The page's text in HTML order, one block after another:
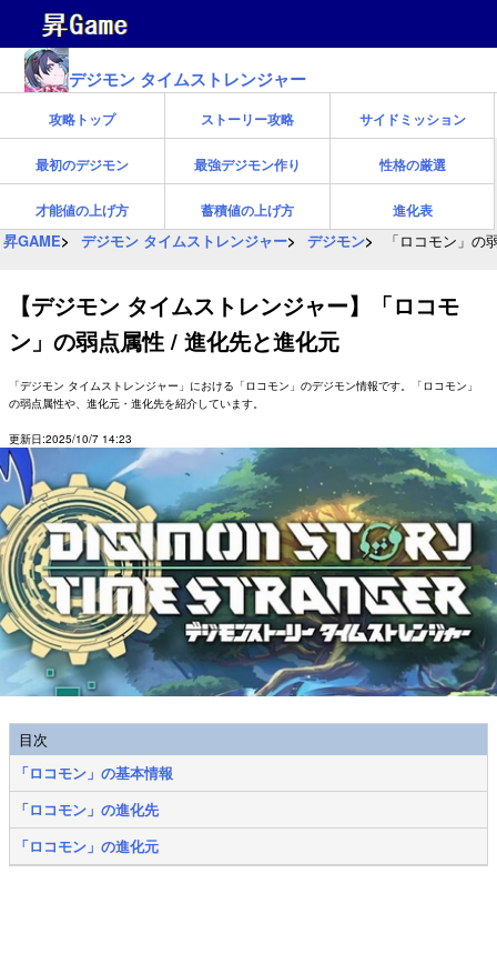
デジモン タイムストレンジャー
攻略トップ ストーリー攻略 サイドミッション
最初のデジモン 最強デジモン作り 性格の厳選
才能値の上げ方 蓄積値の上げ方 進化表
昇GAME デジモン タイムストレンジャー デジモン 「ロコモン」の
【デジモン タイムストレンジャー】「ロコモ
ン」の弱点属性 / 進化先と進化元
「デジモン タイムストレンジャー」における「ロコモン」のデジモン情報です。「ロコモン」
の弱点属性や、進化元・進化先を紹介しています。
更新日:2025/10/7 14:23
目次
「ロコモン」の基本情報
「ロコモン」の進化先
「ロコモン」の進化元